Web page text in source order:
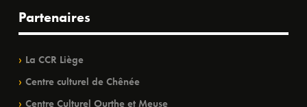
Partenaires
La CCR Liège
Centre culturel de Chênée
Centre Culturel Ourthe et Meuse